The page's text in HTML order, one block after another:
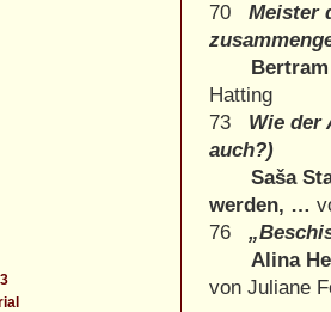
70 Meister
Hatting
73
Wie der
auch?)
Saša
werden, …
76
Alina
von Juliane